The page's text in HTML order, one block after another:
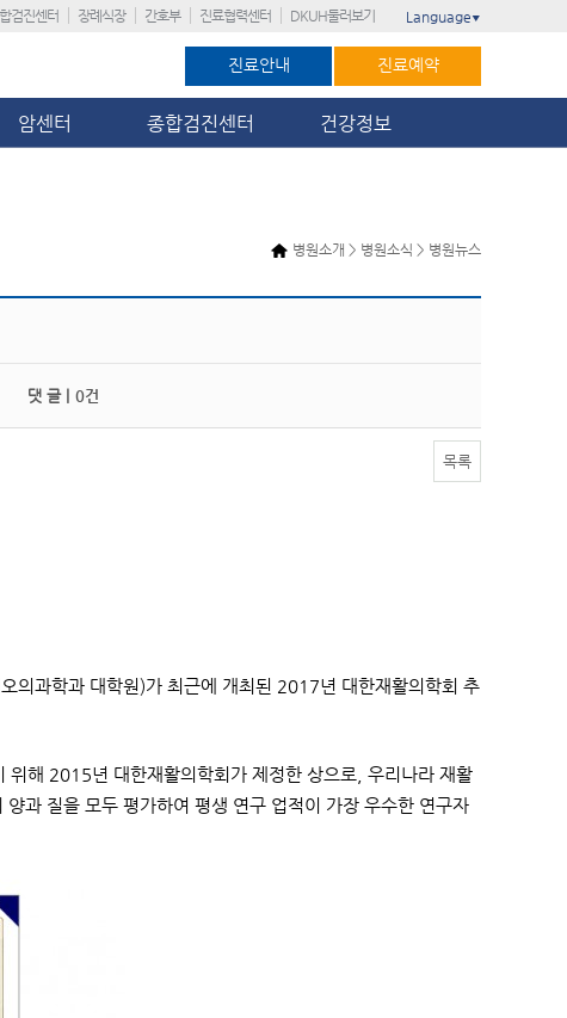
검진센터 장례식장 간호부 진료협력센터 DKUH둘러보기 Language ▼
진료안내 진료예약
암센터 종합검진센터 건강정보
병원소개 > 병원소식 > 병원뉴스
댓 글 | 0건
목록
의과학과 대학원)가 최근에 개최된 2017년 대한재활의학회 추
위해 2015년 대한재활의학회가 제정한 상으로, 우리나라 재활
과 질을 모두 평가하여 평생 연구 업적이 가장 우수한 연구자